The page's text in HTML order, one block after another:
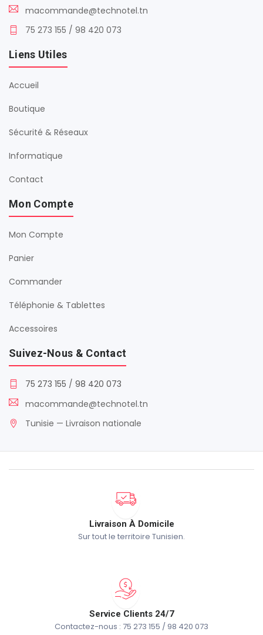
macommande@technotel.tn
75 273 155 / 98 420 073
Liens Utiles
Accueil
Boutique
Sécurité & Réseaux
Informatique
Contact
Mon Compte
Mon Compte
Panier
Commander
Téléphonie & Tablettes
Accessoires
Suivez-Nous & Contact
75 273 155 / 98 420 073
macommande@technotel.tn
Tunisie — Livraison nationale
Livraison À Domicile
Sur tout le territoire Tunisien.
Service Clients 24/7
Contactez-nous : 75 273 155 / 98 420 073